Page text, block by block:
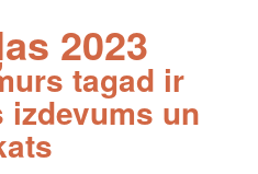
2023
tagad ir
izdevums un